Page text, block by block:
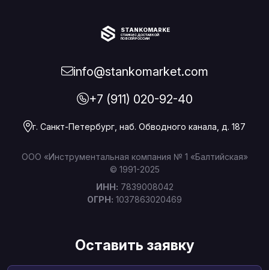
STANKOMARKET
СТАНКИ С ДОСТАВКОЙ
ПО ВСЕЙ РОССИИ
info@stankomarket.com
+7 (911) 020-92-40
г. Санкт-Петербург, наб. Обводного канала, д. 187
ООО «Инструментальная компания № 1 «Балтийская»
© 1991-2025
ИНН: 7839008042
ОГРН: 1037863020469
Оставить заявку